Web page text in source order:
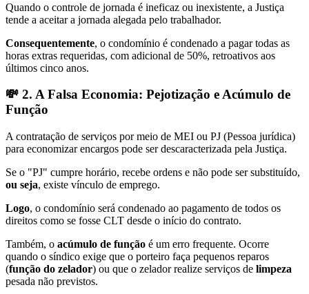
Quando o controle de jornada é ineficaz ou inexistente, a Justiça
tende a aceitar a jornada alegada pelo trabalhador.
Consequentemente, o condomínio é condenado a pagar todas as
horas extras requeridas, com adicional de 50%, retroativos aos
últimos cinco anos.
💸 2. A Falsa Economia: Pejotização e Acúmulo de
Função
A contratação de serviços por meio de MEI ou PJ (Pessoa jurídica)
para economizar encargos pode ser descaracterizada pela Justiça.
Se o "PJ" cumpre horário, recebe ordens e não pode ser substituído,
ou seja, existe vínculo de emprego.
Logo, o condomínio será condenado ao pagamento de todos os
direitos como se fosse CLT desde o início do contrato.
Também, o acúmulo de função é um erro frequente. Ocorre
quando o síndico exige que o porteiro faça pequenos reparos
(função do zelador) ou que o zelador realize serviços de limpeza
pesada não previstos.